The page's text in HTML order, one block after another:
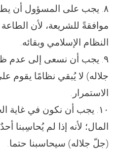
٨. يجب على المسؤول أن
موافقةً للشريعة، لأن الطاعة
النظام الإسلامي وبقائه.
٩. يجب أن نسعى إلى عدم
جلاله) لا يُبقي نظامًا يقوم
الاستمرار.
١٠. يجب أن نكون في غاية
المال؛ لأنه إذا لم يُحاسِبنا
(جلّ جلاله) سيحاسبنا حتما.